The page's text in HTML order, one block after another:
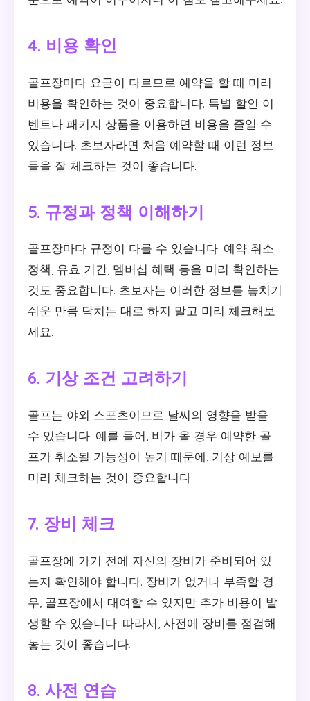
4. 비용 확인
골프장마다 요금이 다르므로 예약을 할 때 미리
비용을 확인하는 것이 중요합니다. 특별 할인 이
벤트나 패키지 상품을 이용하면 비용을 줄일 수
있습니다. 초보자라면 처음 예약할 때 이런 정보
들을 잘 체크하는 것이 좋습니다.
5. 규정과 정책 이해하기
골프장마다 규정이 다를 수 있습니다. 예약 취소
정책, 유효 기간, 멤버십 혜택 등을 미리 확인하는
것도 중요합니다. 초보자는 이러한 정보를 놓치기
쉬운 만큼 닥치는 대로 하지 말고 미리 체크해보
세요.
6. 기상 조건 고려하기
골프는 야외 스포츠이므로 날씨의 영향을 받을
수 있습니다. 예를 들어, 비가 올 경우 예약한 골
프가 취소될 가능성이 높기 때문에, 기상 예보를
미리 체크하는 것이 중요합니다.
7. 장비 체크
골프장에 가기 전에 자신의 장비가 준비되어 있
는지 확인해야 합니다. 장비가 없거나 부족할 경
우, 골프장에서 대여할 수 있지만 추가 비용이 발
생할 수 있습니다. 따라서, 사전에 장비를 점검해
놓는 것이 좋습니다.
8. 사전 연습